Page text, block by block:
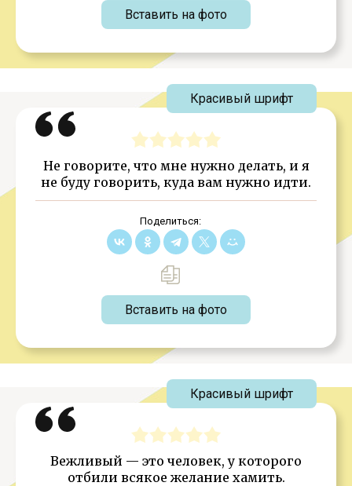
Вставить на фото
Не говорите, что мне нужно делать, и я
не буду говорить, куда вам нужно идти.
Поделиться:
Вставить на фото
Красивый шрифт
Вежливый — это человек, у которого
отбили всякое желание хамить.
Красивый шрифт